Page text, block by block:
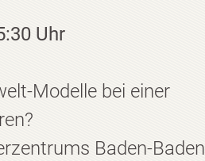
Uhr
Modelle bei einer
Baden-Baden